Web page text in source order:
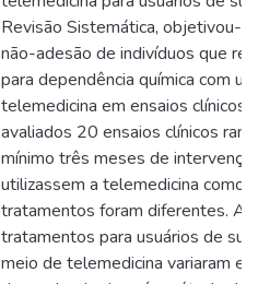
Revisão Sistemática, objetivou-
não-adesão de indivíduos que
para dependência química com
telemedicina em ensaios clínicos
avaliados 20 ensaios clínicos
mínimo três meses de
utilizassem a telemedicina como
tratamentos foram diferentes.
tratamentos para usuários de
meio de telemedicina variaram